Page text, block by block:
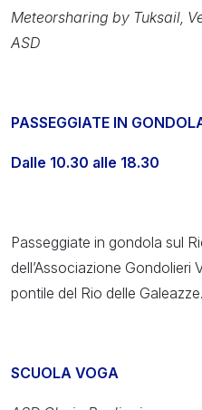
Meteorsharing by Tuksail,
ASD
PASSEGGIATE IN
Dalle 10.30 alle 18.30
Passeggiate in gondola sul
dell’Associazione Gondolieri
pontile del Rio delle Galeazze.
SCUOLA VOGA